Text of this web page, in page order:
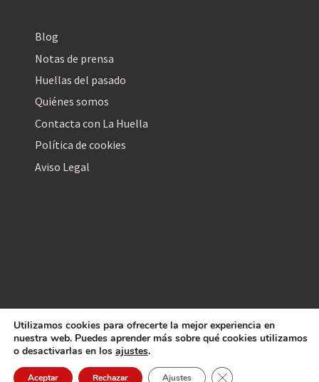
Blog
Notas de prensa
Huellas del pasado
Quiénes somos
Contacta con La Huella
Política de cookies
Aviso Legal
© 2026La Huella Digital– Todos los derechos reservados
Utilizamos cookies para ofrecerte la mejor experiencia en
nuestra web. Puedes aprender más sobre qué cookies utilizamos
o desactivarlas en los ajustes.
Aceptar Rechazar Ajustes Cerrar el banner de